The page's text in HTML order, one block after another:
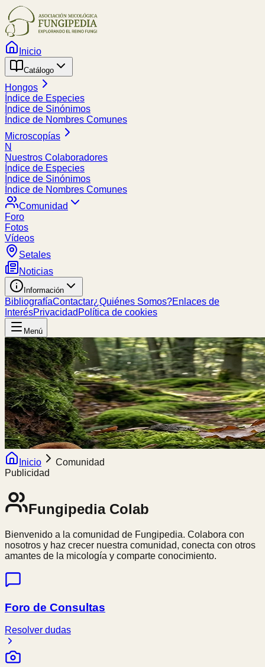
Inicio
Catálogo
Hongos
Índice de Especies
Índice de Sinónimos
Índice de Nombres Comunes
Microscopías
N
Nuestros Colaboradores
Índice de Especies
Índice de Sinónimos
Índice de Nombres Comunes
Comunidad
Foro
Fotos
Vídeos
Setales
Noticias
Información
BibliografíaContactar¿Quiénes Somos?Enlaces de
InterésPrivacidad Política de cookies
Menú
Inicio
Comunidad
Publicidad
FungipediaColab
Bienvenido a la comunidad de Fungipedia. Colabora con
nosotros y haz crecer nuestra comunidad, conecta con otros
amantes de la micología y comparte conocimiento.
Foro de Consultas
Resolver dudas